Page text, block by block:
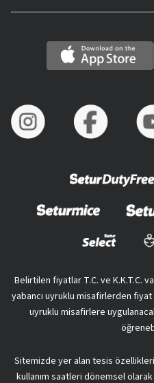
Belirtilen fiyatlar T.C. ve K.K.T.C.
yabancı uyruklu misafirlerden
uyruklu misafirlere
Sitemizde yer alan tesis
kullanım saatleri dönemsel